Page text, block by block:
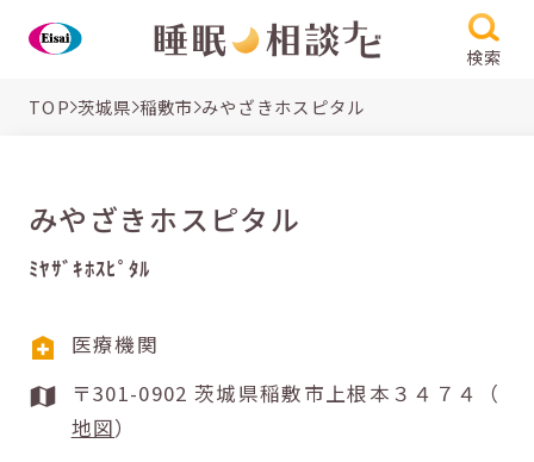
検索
TOP 茨城県 稲敷市 みやざきホスピタル
みやざきホスピタル
ﾐﾔｻﾞｷﾎｽﾋﾟﾀﾙ
医療機関
〒301-0902 茨城県稲敷市上根本３４７４（
地図）